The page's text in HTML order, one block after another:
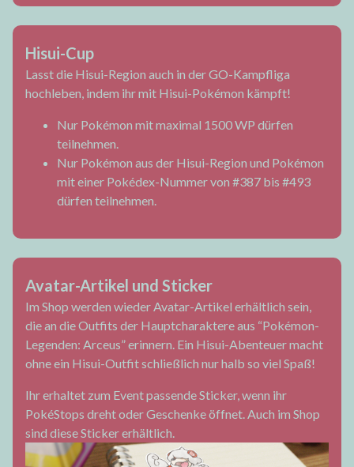
Hisui-Cup
Lasst die Hisui-Region auch in der GO-Kampfliga
hochleben, indem ihr mit Hisui-Pokémon kämpft!
Nur Pokémon mit maximal 1500 WP dürfen
teilnehmen.
Nur Pokémon aus der Hisui-Region und Pokémon
mit einer Pokédex-Nummer von #387 bis #493
dürfen teilnehmen.
Avatar-Artikel und Sticker
Im Shop werden wieder Avatar-Artikel erhältlich sein,
die an die Outfits der Hauptcharaktere aus “Pokémon-
Legenden: Arceus” erinnern. Ein Hisui-Abenteuer macht
ohne ein Hisui-Outfit schließlich nur halb so viel Spaß!
Ihr erhaltet zum Event passende Sticker, wenn ihr
PokéStops dreht oder Geschenke öffnet. Auch im Shop
sind diese Sticker erhältlich.